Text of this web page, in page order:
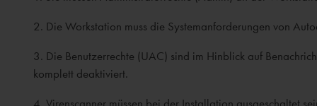
2. Die Workstation muss die Systemanforderungen von
3. Die Benutzerrechte (UAC) sind im Hinblick auf
komplett deaktiviert.